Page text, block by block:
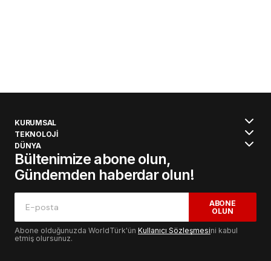
KURUMSAL
TEKNOLOJİ
DÜNYA
Bültenimize abone olun,
Gündemden haberdar olun!
ABONE
OLUN
Abone olduğunuzda WorldTürk'ün Kullanıcı Sözleşmesini kabul
etmiş olursunuz.